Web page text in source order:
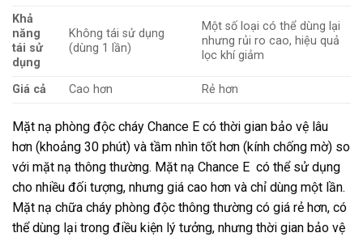
Khả
năng
tái sử
dụng
Không tái sử dụng
(dùng 1 lần)
Một số loại có thể dùng lại
nhưng rủi ro cao, hiệu quả
lọc khí giảm
Giá cả Cao hơn Rẻ hơn
Mặt nạ phòng độc cháy Chance E có thời gian bảo vệ lâu
hơn (khoảng 30 phút) và tầm nhìn tốt hơn (kính chống mờ) so
với mặt nạ thông thường. Mặt nạ Chance E có thể sử dụng
cho nhiều đối tượng, nhưng giá cao hơn và chỉ dùng một lần.
Mặt nạ chữa cháy phòng độc thông thường có giá rẻ hơn, có
thể dùng lại trong điều kiện lý tưởng, nhưng thời gian bảo vệ